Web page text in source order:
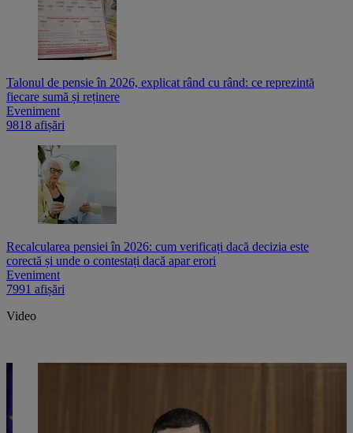
Talonul de pensie în 2026, explicat rând cu rând: ce reprezintă
fiecare sumă și reținere
Eveniment
9818 afișări
Recalcularea pensiei în 2026: cum verificați dacă decizia este
corectă și unde o contestați dacă apar erori
Eveniment
7991 afișări
Video